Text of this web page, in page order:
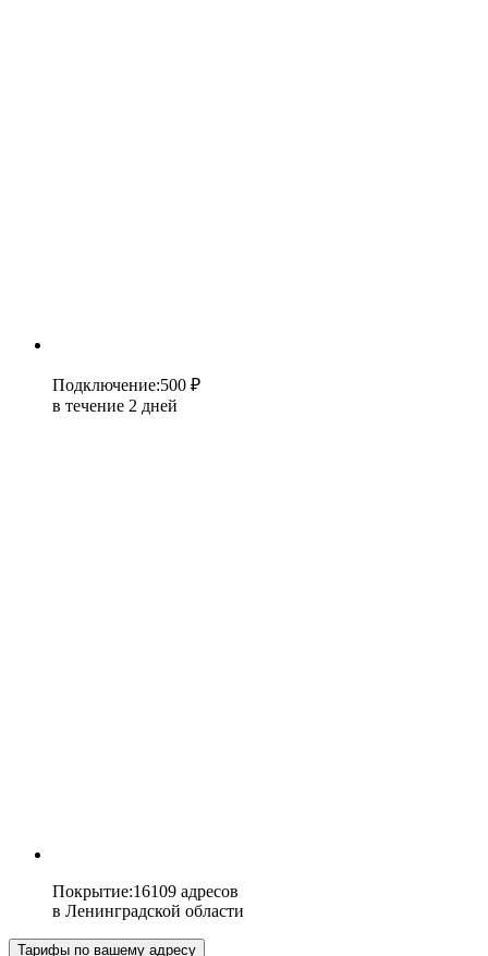
Подключение:500 ₽
в течение 2 дней
Покрытие:16109 адресов
в Ленинградской области
Тарифы по вашему адресу